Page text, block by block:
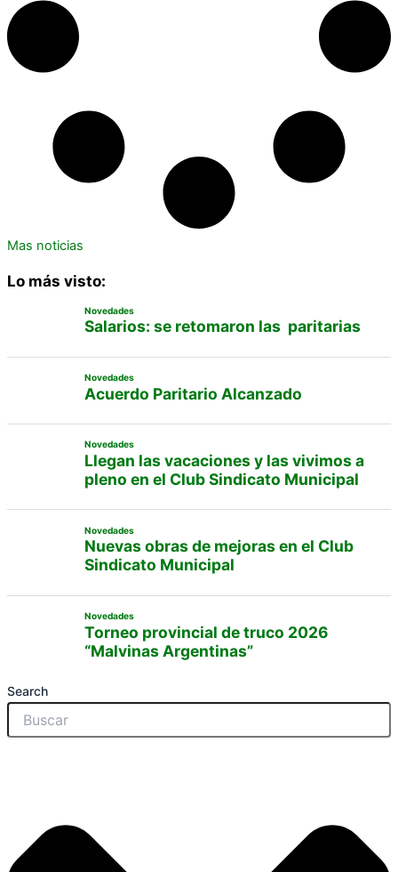
Mas noticias
Lo más visto:
Novedades
Salarios: se retomaron las paritarias
Novedades
Acuerdo Paritario Alcanzado
Novedades
Llegan las vacaciones y las vivimos a
pleno en el Club Sindicato Municipal
Novedades
Nuevas obras de mejoras en el Club
Sindicato Municipal
Novedades
Torneo provincial de truco 2026
“Malvinas Argentinas”
Search